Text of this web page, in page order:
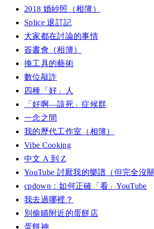
2018 婚紗照（相簿）
Splice 退訂記
大家都在討論的事情
簽書會（相簿）
換工具的藝術
數位敲詐
四種「好」人
「好啊—該死」症候群
一念之間
我的歷代工作室（相簿）
Vibe Cooking
中文 A 到 Z
YouTube 討厭我的樂譜（但完全沒關
cpdown：如何正確「看」YouTube
我去過哪裡？
別偷瞄附近的蛋餅店
蛋餅神